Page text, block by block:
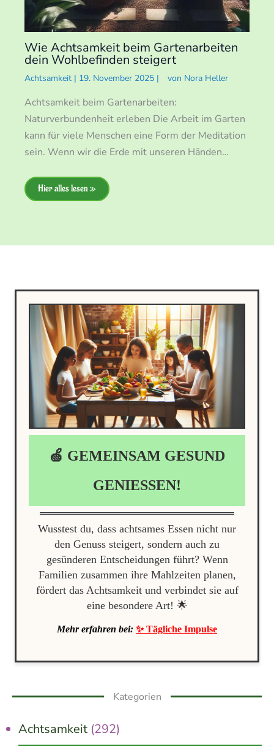
Wie Achtsamkeit beim Gartenarbeiten
dein Wohlbefinden steigert
Achtsamkeit | 19. November 2025 | von Nora Heller
Achtsamkeit beim Gartenarbeiten:
Naturverbundenheit erleben Die Arbeit im Garten
kann für viele Menschen eine Form der Meditation
sein. Wenn wir die Erde mit unseren Händen…
Hier alles lesen »
🍏 GEMEINSAM GESUND
GENIESSEN!
Wusstest du, dass achtsames Essen nicht nur
den Genuss steigert, sondern auch zu
gesünderen Entscheidungen führt? Wenn
Familien zusammen ihre Mahlzeiten planen,
fördert das Achtsamkeit und verbindet sie auf
eine besondere Art! 🌟
Mehr erfahren bei: ✨ Tägliche Impulse
Kategorien
Achtsamkeit (292)